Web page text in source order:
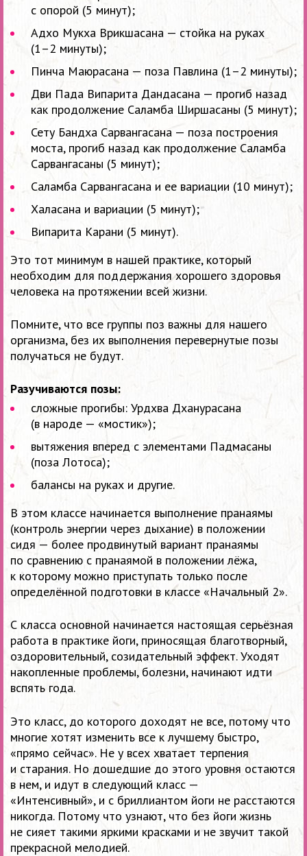
с опорой (5 минут);
Адхо Мукха Врикшасана — стойка на руках
(1–2 минуты);
Пинча Маюрасана — поза Павлина (1–2 минуты);
Дви Пада Випарита Дандасана — прогиб назад
как продолжение Саламба Ширшасаны (5 минут);
Сету Бандха Сарвангасана — поза построения
моста, прогиб назад как продолжение Саламба
Сарвангасаны (5 минут);
Саламба Сарвангасана и ее вариации (10 минут);
Халасана и вариации (5 минут);
Випарита Карани (5 минут).
Это тот минимум в нашей практике, который
необходим для поддержания хорошего здоровья
человека на протяжении всей жизни.
Помните, что все группы поз важны для нашего
организма, без их выполнения перевернутые позы
получаться не будут.
Разучиваются позы:
сложные прогибы: Урдхва Дханурасана
(в народе — «мостик»);
вытяжения вперед с элементами Падмасаны
(поза Лотоса);
балансы на руках и другие.
В этом классе начинается выполнение пранаямы
(контроль энергии через дыхание) в положении
сидя — более продвинутый вариант пранаямы
по сравнению с пранаямой в положении лёжа,
к которому можно приступать только после
определённой подготовки в классе «Начальный 2».
С класса основной начинается настоящая серьёзная
работа в практике йоги, приносящая благотворный,
оздоровительный, созидательный эффект. Уходят
накопленные проблемы, болезни, начинают идти
вспять года.
Это класс, до которого доходят не все, потому что
многие хотят изменить все к лучшему быстро,
«прямо сейчас». Не у всех хватает терпения
и старания. Но дошедшие до этого уровня остаются
в нем, и идут в следующий класс —
«Интенсивный», и с бриллиантом йоги не расстаются
никогда. Потому что узнают, что без йоги жизнь
не сияет такими яркими красками и не звучит такой
прекрасной мелодией.